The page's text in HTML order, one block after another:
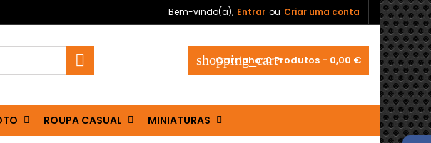
Bem-vindo(a), Entrar ou Criar uma conta
shopping_cart
Carrinho:0Produtos - 0,00 €

ROUPA CASUAL MINIATURAS